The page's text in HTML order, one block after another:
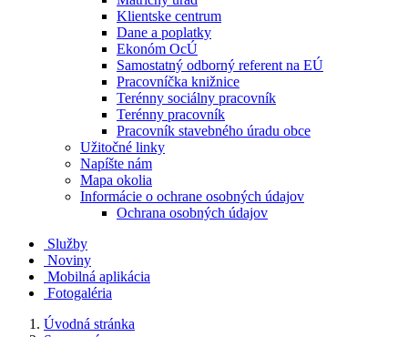
Klientske centrum
Dane a poplatky
Ekonóm OcÚ
Samostatný odborný referent na EÚ
Pracovníčka knižnice
Terénny sociálny pracovník
Terénny pracovník
Pracovník stavebného úradu obce
Užitočné linky
Napíšte nám
Mapa okolia
Informácie o ochrane osobných údajov
Ochrana osobných údajov
Služby
Noviny
Mobilná aplikácia
Fotogaléria
Úvodná stránka